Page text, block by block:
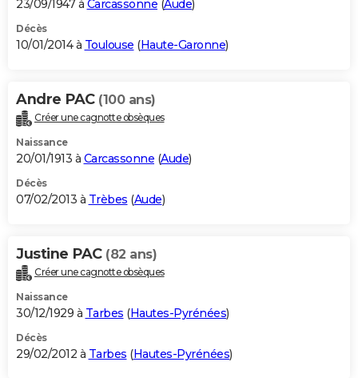
23/09/1947 à Carcassonne (Aude)
Décès
10/01/2014 à Toulouse (Haute-Garonne)
Andre PAC (100 ans)
Créer une cagnotte obsèques
Naissance
20/01/1913 à Carcassonne (Aude)
Décès
07/02/2013 à Trèbes (Aude)
Justine PAC (82 ans)
Créer une cagnotte obsèques
Naissance
30/12/1929 à Tarbes (Hautes-Pyrénées)
Décès
29/02/2012 à Tarbes (Hautes-Pyrénées)